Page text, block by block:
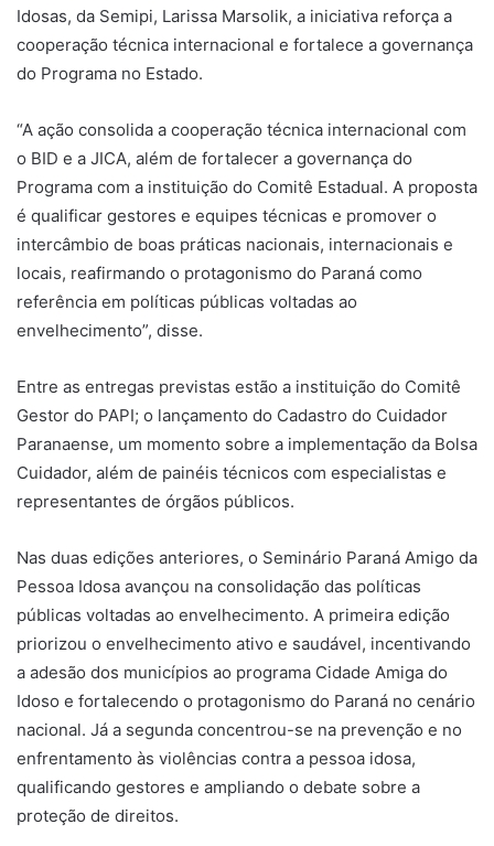
Idosas, da Semipi, Larissa Marsolik, a iniciativa reforça a
cooperação técnica internacional e fortalece a governança
do Programa no Estado.
“A ação consolida a cooperação técnica internacional com
o BID e a JICA, além de fortalecer a governança do
Programa com a instituição do Comitê Estadual. A proposta
é qualificar gestores e equipes técnicas e promover o
intercâmbio de boas práticas nacionais, internacionais e
locais, reafirmando o protagonismo do Paraná como
referência em políticas públicas voltadas ao
envelhecimento”, disse.
Entre as entregas previstas estão a instituição do Comitê
Gestor do PAPI; o lançamento do Cadastro do Cuidador
Paranaense, um momento sobre a implementação da Bolsa
Cuidador, além de painéis técnicos com especialistas e
representantes de órgãos públicos.
Nas duas edições anteriores, o Seminário Paraná Amigo da
Pessoa Idosa avançou na consolidação das políticas
públicas voltadas ao envelhecimento. A primeira edição
priorizou o envelhecimento ativo e saudável, incentivando
a adesão dos municípios ao programa Cidade Amiga do
Idoso e fortalecendo o protagonismo do Paraná no cenário
nacional. Já a segunda concentrou-se na prevenção e no
enfrentamento às violências contra a pessoa idosa,
qualificando gestores e ampliando o debate sobre a
proteção de direitos.